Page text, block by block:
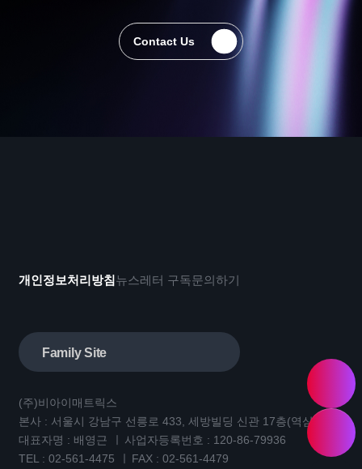
Contact Us
Contact Us
개인정보처리방침뉴스레터 구독문의하기
Family Site
(주)비아이매트릭스
본사 : 서울시 강남구 선릉로 433, 세방빌딩 신관 17층(역삼동)
대표자명 : 배영근
사업자등록번호 : 120-86-79936
TEL :02-561-4475 FAX : 02-561-4479